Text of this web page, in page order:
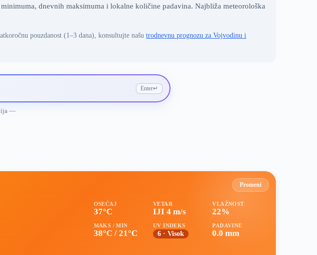
dnevnih maksimuma i lokalne količine padavina. Najbliža meteorološka
pouzdanost (1–3 dana), konsultujte našutrodnevnu prognozu za Vojvodinu i
Enter↵
—
Promeni
OSEĆAJ
37°C
VETAR
IJI 4 m/s
VLAŽNOST
22%
MAKS / MIN
38°C / 21°C
UV INDEKS
6 · Visok
PADAVINE
0.0 mm